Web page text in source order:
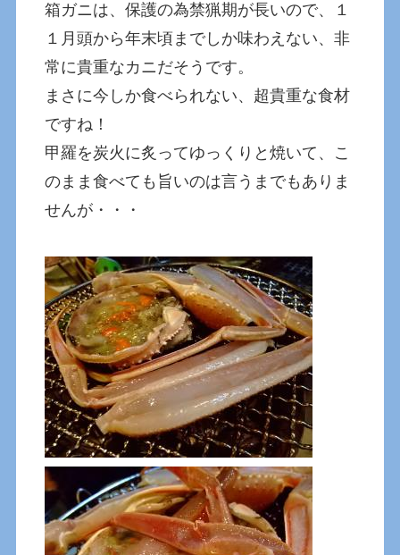
箱ガニは、保護の為禁猟期が長いので、１
１月頭から年末頃までしか味わえない、非
常に貴重なカニだそうです。
まさに今しか食べられない、超貴重な食材
ですね！
甲羅を炭火に炙ってゆっくりと焼いて、こ
のまま食べても旨いのは言うまでもありま
せんが・・・